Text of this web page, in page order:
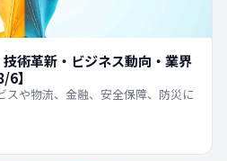
術革新・ビジネス動向・業界
】
スや物流、金融、安全保障、防災に